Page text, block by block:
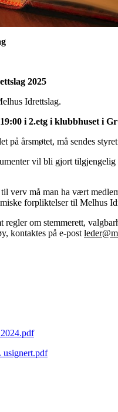
2025
Idrettslag.
i 2.etg i klubbhuset i
på årsmøtet, må sendes
vil bli gjort
verv må man ha vært
forpliktelser til Melhus
regler om stemmerett,
kontaktes på e-post
usignert.pdf